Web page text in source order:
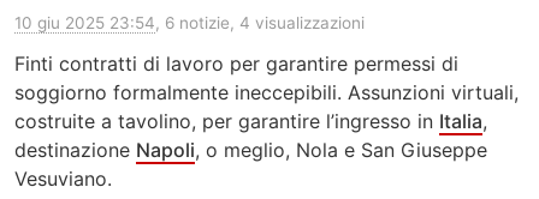
10 giu 2025 23:54, 6 notizie, 4 visualizzazioni
Finti contratti di lavoro per garantire permessi di
soggiorno formalmente ineccepibili. Assunzioni virtuali,
costruite a tavolino, per garantire l’ingresso in Italia,
destinazione Napoli, o meglio, Nola e San Giuseppe
Vesuviano.